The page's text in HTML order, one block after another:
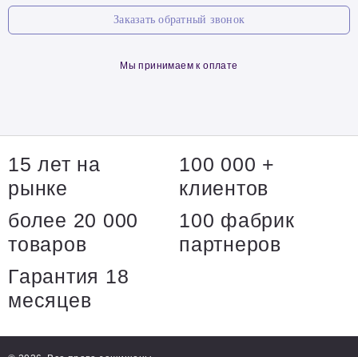
Заказать обратный звонок
Мы принимаем к оплате
15 лет на
рынке
100 000 +
клиентов
более 20 000
товаров
100 фабрик
партнеров
Гарантия 18
месяцев